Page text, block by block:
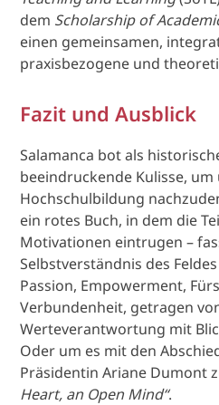
dem Scholarship of
einen gemeinsamen,
praxisbezogene und
Fazit und Ausblick
Salamanca bot als
beeindruckende Kulisse,
Hochschulbildung
ein rotes Buch, in dem die
Motivationen eintrugen –
Selbstverständnis des
Passion, Empowerment,
Verbundenheit, getragen
Werteverantwortung mit
Oder um es mit den
Präsidentin Ariane Dumont
Heart, an Open Mind“.